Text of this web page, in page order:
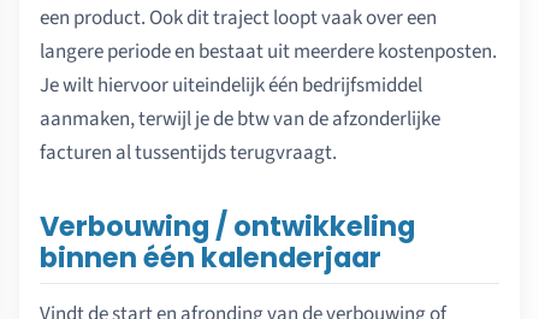
een product. Ook dit traject loopt vaak over een
langere periode en bestaat uit meerdere kostenposten.
Je wilt hiervoor uiteindelijk één bedrijfsmiddel
aanmaken, terwijl je de btw van de afzonderlijke
facturen al tussentijds terugvraagt.
Verbouwing / ontwikkeling
binnen één kalenderjaar